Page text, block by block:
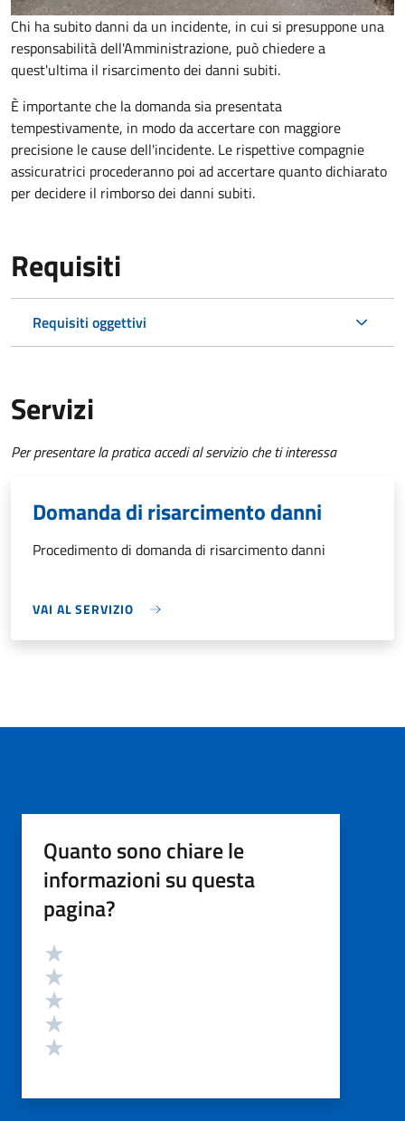
Chi ha subito danni da un incidente, in cui si presuppone una
responsabilità dell'Amministrazione, può chiedere a
quest'ultima il risarcimento dei danni subiti.
È importante che la domanda sia presentata
tempestivamente, in modo da accertare con maggiore
precisione le cause dell'incidente. Le rispettive compagnie
assicuratrici procederanno poi ad accertare quanto dichiarato
per decidere il rimborso dei danni subiti.
Requisiti
Requisiti oggettivi
Servizi
Per presentare la pratica accedi al servizio che ti interessa
Domanda di risarcimento danni
Procedimento di domanda di risarcimento danni
VAI AL SERVIZIO
Quanto sono chiare le
informazioni su questa
pagina?
Valutazione